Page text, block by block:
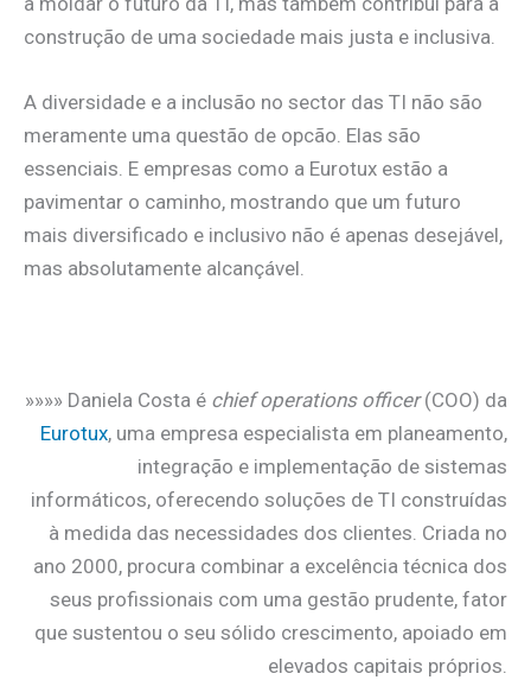
construção de uma sociedade mais justa e inclusiva.
A diversidade e a inclusão no sector das TI não são
meramente uma questão de opcão. Elas são
essenciais. E empresas como a Eurotux estão a
pavimentar o caminho, mostrando que um futuro
mais diversificado e inclusivo não é apenas desejável,
mas absolutamente alcançável.
»»»» Daniela Costa é chief operations officer(COO) da
Eurotux, uma empresa especialista em planeamento,
integração e implementação de sistemas
informáticos, oferecendo soluções de TI construídas
à medida das necessidades dos clientes. Criada no
ano 2000, procura combinar a excelência técnica dos
seus profissionais com uma gestão prudente, fator
que sustentou o seu sólido crescimento, apoiado em
elevados capitais próprios.